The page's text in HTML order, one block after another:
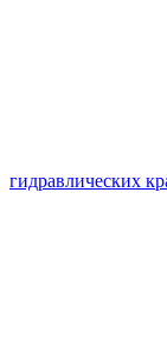
гидравлических